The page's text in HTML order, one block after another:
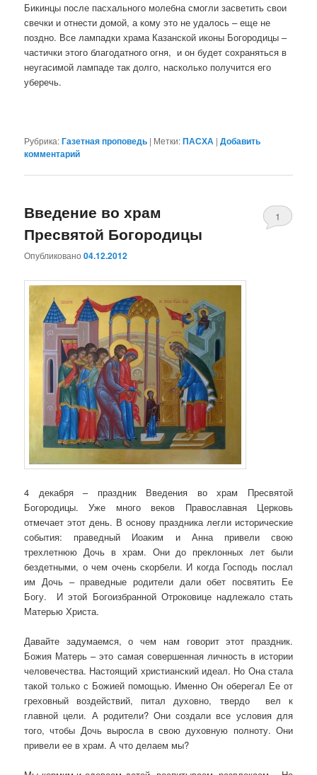
Бикинцы после пасхального молебна смогли засветить свои
свечки и отнести домой, а кому это не удалось – еще не
поздно. Все лампадки храма Казанской иконы Богородицы –
частички этого благодатного огня, и он будет сохраняться в
неугасимой лампаде так долго, насколько получится его
уберечь.
Рубрика:Газетная проповедь | Метки:ПАСХА |Добавить
комментарий
Введение во храм
Пресвятой Богородицы
Опубликовано04.12.2012
1
4 декабря – праздник Введения во храм Пресвятой
Богородицы. Уже много веков Православная Церковь
отмечает этот день. В основу праздника легли исторические
события: праведный Иоаким и Анна привели свою
трехлетнюю Дочь в храм. Они до преклонных лет были
бездетными, о чем очень скорбели. И когда Господь послал
им Дочь – праведные родители дали обет посвятить Ее
Богу. И этой Богоизбранной Отроковице надлежало стать
Матерью Христа.
Давайте задумаемся, о чем нам говорит этот праздник.
Божия Матерь – это самая совершенная личность в истории
человечества. Настоящий христианский идеал. Но Она стала
такой только с Божией помощью. Именно Он оберегал Ее от
греховный воздействий, питал духовно, твердо вел к
главной цели. А родители? Они создали все условия для
того, чтобы Дочь выросла в свою духовную полноту. Они
привели ее в храм. А что делаем мы?